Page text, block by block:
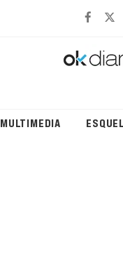
MULTIMEDIA